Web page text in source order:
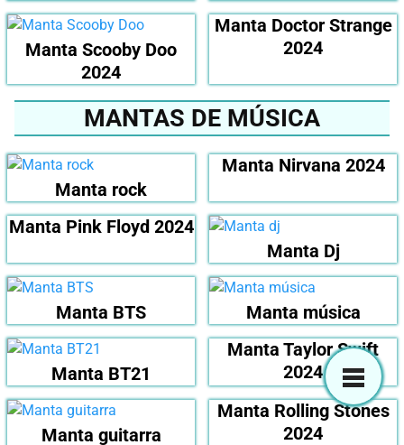
Manta Scooby Doo
2024
Manta Doctor Strange
2024
MANTAS DE MÚSICA
Manta rock
Manta Nirvana 2024
Manta Pink Floyd 2024
Manta Dj
Manta BTS Manta música
Manta BT21
Manta Taylor Swift
2024
Manta guitarra
Manta Rolling Stones
2024